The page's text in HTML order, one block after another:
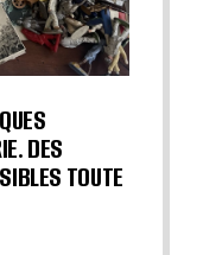
DES
TOUTE